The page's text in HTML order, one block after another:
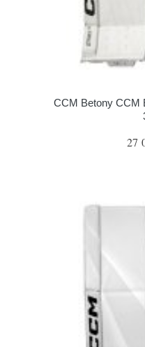
CCM Betony CCM
27